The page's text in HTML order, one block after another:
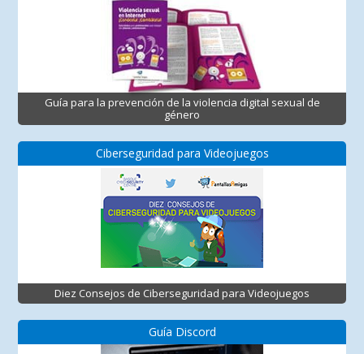
Guía para la prevención de la violencia digital sexual de
género
Ciberseguridad para Videojuegos
Diez Consejos de Ciberseguridad para Videojuegos
Guía Discord